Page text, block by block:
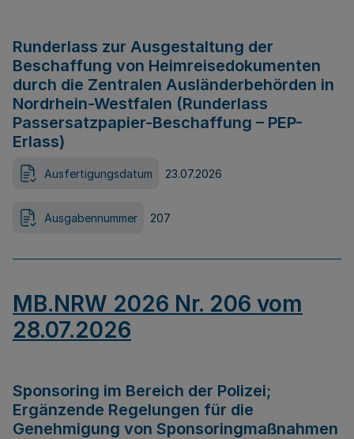
Runderlass zur Ausgestaltung der
Beschaffung von Heimreisedokumenten
durch die Zentralen Ausländerbehörden in
Nordrhein-Westfalen (Runderlass
Passersatzpapier-Beschaffung – PEP-
Erlass)
Ausfertigungsdatum 23.07.2026
Ausgabennummer 207
MB.NRW 2026 Nr. 206 vom
28.07.2026
Sponsoring im Bereich der Polizei;
Ergänzende Regelungen für die
Genehmigung von Sponsoringmaßnahmen